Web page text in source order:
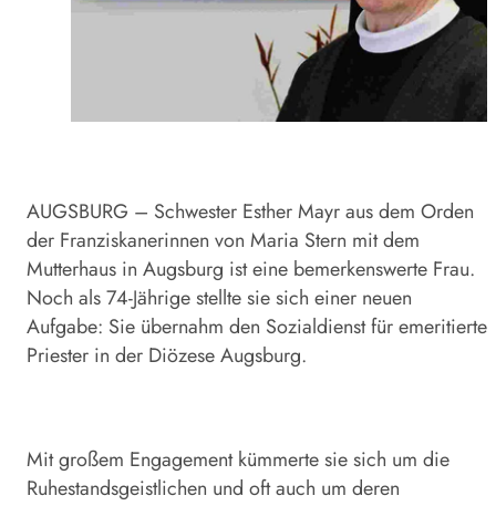
AUGSBURG – Schwester Esther Mayr aus dem Orden
der Franziskanerinnen von Maria Stern mit dem
Mutterhaus in Augsburg ist eine bemerkenswerte Frau.
Noch als 74-Jährige stellte sie sich einer neuen
Aufgabe: Sie übernahm den Sozialdienst für emeritierte
Priester in der Diözese Augsburg.
Mit großem Engagement kümmerte sie sich um die
Ruhestandsgeistlichen und oft auch um deren